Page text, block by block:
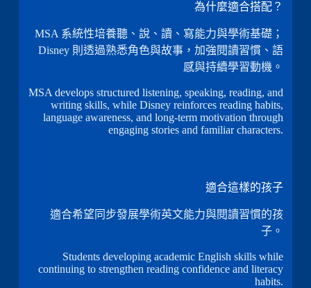
為什麼適合搭配？
MSA 系統性培養聽、說、讀、寫能力與學術基礎；
Disney 則透過熟悉角色與故事，加強閱讀習慣、語
感與持續學習動機。
MSA develops structured listening, speaking, reading, and
writing skills, while Disney reinforces reading habits,
language awareness, and long-term motivation through
engaging stories and familiar characters.
適合這樣的孩子
適合希望同步發展學術英文能力與閱讀習慣的孩
子。
Students developing academic English skills while
continuing to strengthen reading confidence and literacy
habits.